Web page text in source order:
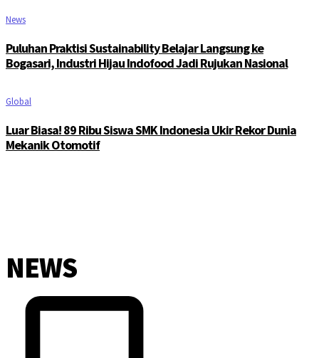
News
Puluhan Praktisi Sustainability Belajar Langsung ke
Bogasari, Industri Hijau Indofood Jadi Rujukan Nasional
Global
Luar Biasa! 89 Ribu Siswa SMK Indonesia Ukir Rekor Dunia
Mekanik Otomotif
NEWS